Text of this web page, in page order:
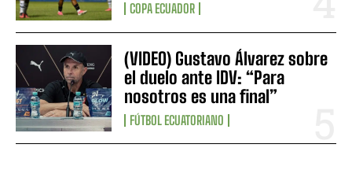
COPA ECUADOR
(VIDEO) Gustavo Álvarez sobre
el duelo ante IDV: “Para
nosotros es una final”
FÚTBOL ECUATORIANO